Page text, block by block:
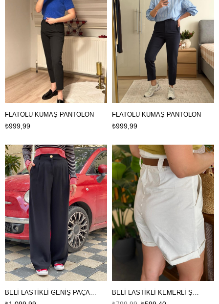
FLATOLU KUMAŞ PANTOLON
₺999,99
FLATOLU KUMAŞ PANTOLON
₺999,99
BELİ LASTİKLİ GENİŞ PAÇALI PANTOLON BELİ LASTİKLİ KEMERLİ ŞORT